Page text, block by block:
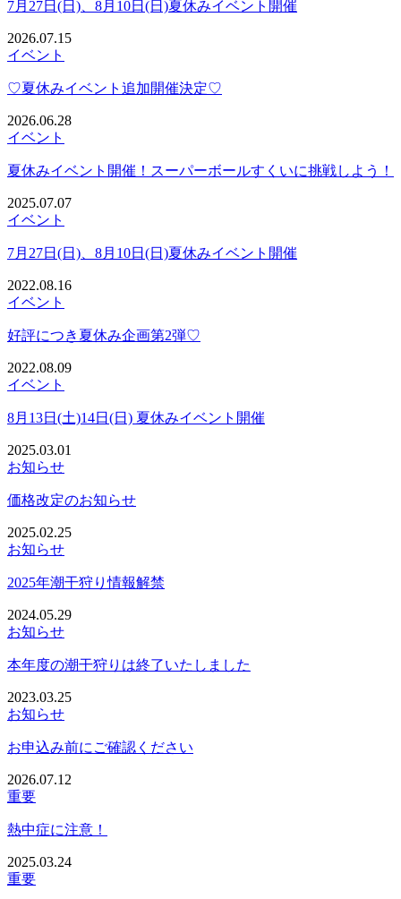
7月27日(日)、8月10日(日)夏休みイベント開催
2026.07.15
イベント
♡夏休みイベント追加開催決定♡
2026.06.28
イベント
夏休みイベント開催！スーパーボールすくいに挑戦しよう！
2025.07.07
イベント
7月27日(日)、8月10日(日)夏休みイベント開催
2022.08.16
イベント
好評につき夏休み企画第2弾♡
2022.08.09
イベント
8月13日(土)14日(日) 夏休みイベント開催
2025.03.01
お知らせ
価格改定のお知らせ
2025.02.25
お知らせ
2025年潮干狩り情報解禁
2024.05.29
お知らせ
本年度の潮干狩りは終了いたしました
2023.03.25
お知らせ
お申込み前にご確認ください
2026.07.12
重要
熱中症に注意！
2025.03.24
重要